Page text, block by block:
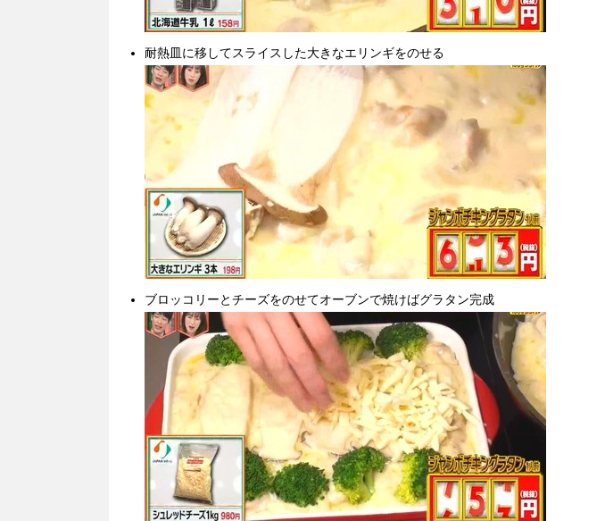
耐熱皿に移してスライスした大きなエリンギをのせる
ブロッコリーとチーズをのせてオーブンで焼けばグラタン完成